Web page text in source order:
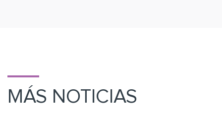
MÁS NOTICIAS